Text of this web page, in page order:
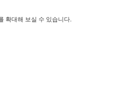
확대해 보실 수 있습니다.